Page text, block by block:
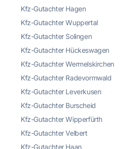
Kfz-Gutachter Hagen
Kfz-Gutachter Wuppertal
Kfz-Gutachter Solingen
Kfz-Gutachter Hückeswagen
Kfz-Gutachter Wermelskirchen
Kfz-Gutachter Radevormwald
Kfz-Gutachter Leverkusen
Kfz-Gutachter Burscheid
Kfz-Gutachter Wipperfürth
Kfz-Gutachter Velbert
Kfz-Gutachter Haan